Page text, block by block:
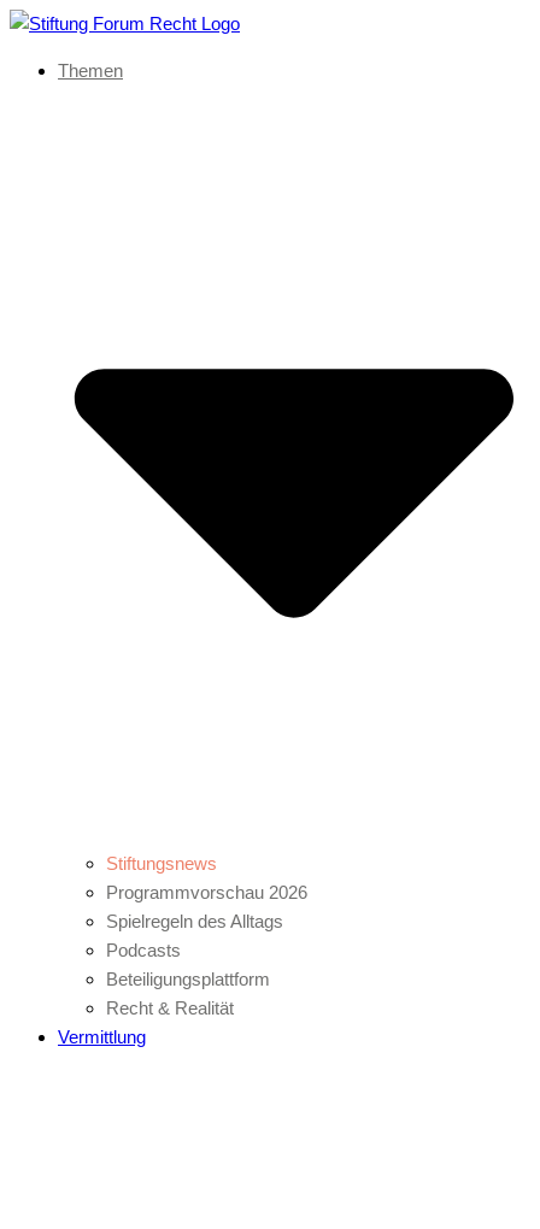
Themen
Stiftungsnews
Programmvorschau 2026
Spielregeln des Alltags
Podcasts
Beteiligungsplattform
Recht & Realität
Vermittlung